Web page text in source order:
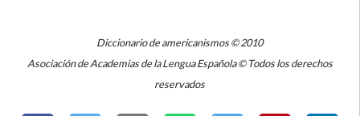
Diccionario de americanismos © 2010
Asociación de Academias de la Lengua Española © Todos los derechos
reservados